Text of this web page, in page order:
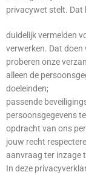
privacywet stelt. Dat
duidelijk vermelden
verwerken. Dat
proberen onze
alleen de
doeleinden;
passende
persoonsgegevens
opdracht van ons
jouw recht
aanvraag ter inzage
In deze